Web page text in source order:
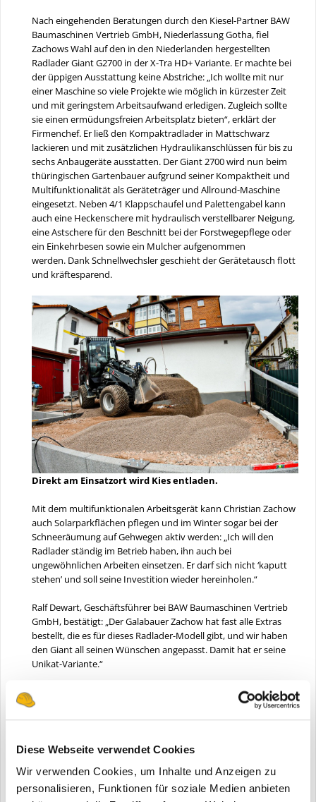
Diese Webseite verwendet Cookies
Wir verwenden Cookies, um Inhalte und Anzeigen zu
personalisieren, Funktionen für soziale Medien anbieten
Nach eingehenden Beratungen durch den Kiesel-Partner BAW
Baumaschinen Vertrieb GmbH, Niederlassung Gotha, fiel
Zachows Wahl auf den in den Niederlanden hergestellten
Radlader Giant G2700 in der X-Tra HD+ Variante. Er machte bei
der üppigen Ausstattung keine Abstriche: „Ich wollte mit nur
einer Maschine so viele Projekte wie möglich in kürzester Zeit
und mit geringstem Arbeitsaufwand erledigen. Zugleich sollte
sie einen ermüdungsfreien Arbeitsplatz bieten“, erklärt der
Firmenchef. Er ließ den Kompaktradlader in Mattschwarz
lackieren und mit zusätzlichen Hydraulikanschlüssen für bis zu
sechs Anbaugeräte ausstatten. Der Giant 2700 wird nun beim
thüringischen Gartenbauer aufgrund seiner Kompaktheit und
Multifunktionalität als Geräteträger und Allround-Maschine
eingesetzt. Neben 4/1 Klappschaufel und Palettengabel kann
auch eine Heckenschere mit hydraulisch verstellbarer Neigung,
eine Astschere für den Beschnitt bei der Forstwegepflege oder
ein Einkehrbesen sowie ein Mulcher aufgenommen
werden. Dank Schnellwechsler geschieht der Gerätetausch flott
und kräftesparend.
Direkt am Einsatzort wird Kies entladen.
Mit dem multifunktionalen Arbeitsgerät kann Christian Zachow
auch Solarparkflächen pflegen und im Winter sogar bei der
Schneeräumung auf Gehwegen aktiv werden: „Ich will den
Radlader ständig im Betrieb haben, ihn auch bei
ungewöhnlichen Arbeiten einsetzen. Er darf sich nicht ‘kaputt
stehen’ und soll seine Investition wieder hereinholen.“
Ralf Dewart, Geschäftsführer bei BAW Baumaschinen Vertrieb
GmbH, bestätigt: „Der Galabauer Zachow hat fast alle Extras
bestellt, die es für dieses Radlader-Modell gibt, und wir haben
den Giant all seinen Wünschen angepasst. Damit hat er seine
Unikat-Variante.“
Der Kompakte mit „gigantischen“ Leistungen
Der Giant G2700 X-tra HD+ mit einem Betriebsgewicht von 2600
kg überzeugt vor allem durch Kipplasten von bis zu zwei Drittel
zu 1,7 t.
Durch den 50-PS starken, Stufe V-Dieselmotor mit
Abgasnachbehandlung und Dieselpartikelfilter, den